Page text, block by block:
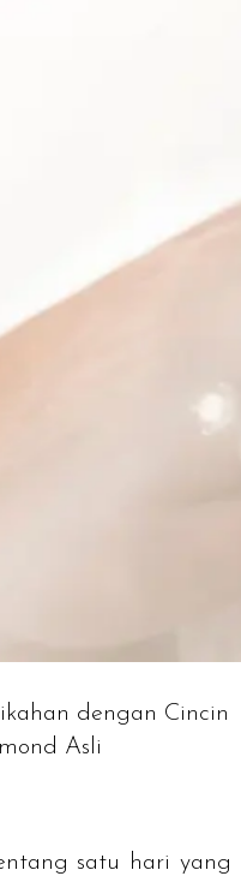
dengan Cincin
Asli
satu hari yang